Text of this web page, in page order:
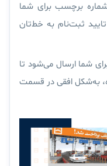
برچسب برای شما
ثبت‌نام به خط‌تان
شما ارسال می‌شود تا
به‌شکل افقی در قسمت